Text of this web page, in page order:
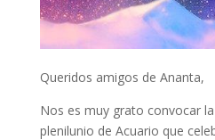
Queridos amigos de Ananta,
Nos es muy grato convocar
plenilunio de Acuario que